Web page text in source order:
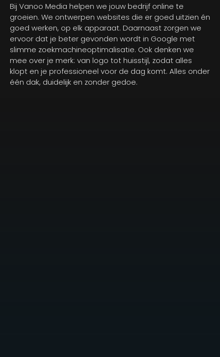
Bij Vanoo Media helpen we jouw bedrijf online te
groeien. We ontwerpen websites die er goed uitzien én
goed werken, op elk apparaat. Daarnaast zorgen we
ervoor dat je beter gevonden wordt in Google met
slimme zoekmachineoptimalisatie. Ook denken we
mee over je merk: van logo tot huisstijl, zodat alles
klopt en je professioneel voor de dag komt. Alles onder
één dak, duidelijk en zonder gedoe.